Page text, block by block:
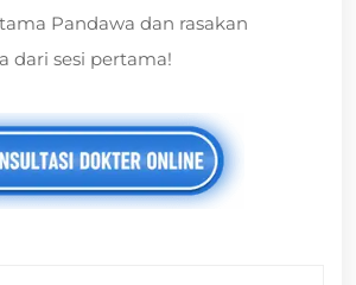
Pandawa dan rasakan
dari sesi pertama!